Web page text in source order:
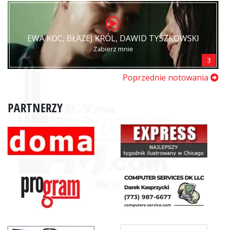
EWA KOC, BŁAŻEJ KRÓL, DAWID TYSZKOWSKI
Zabierz mnie
3
Poprzednie notowania
PARTNERZY